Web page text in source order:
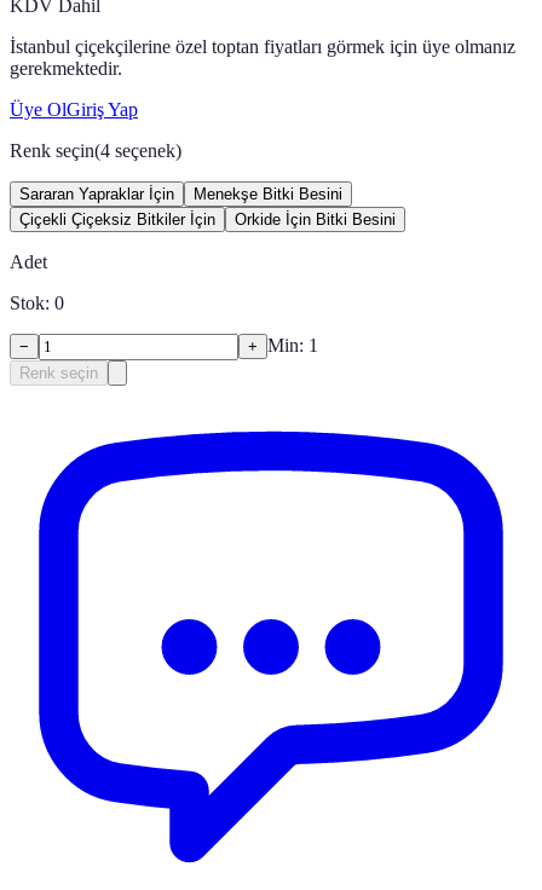
KDV Dahil
İstanbul çiçekçilerine özel toptan fiyatları görmek için üye olmanız
gerekmektedir.
Üye OlGiriş Yap
Renk seçin(4 seçenek)
Sararan Yapraklar İçin
Menekşe Bitki Besini
Çiçekli Çiçeksiz Bitkiler İçin
Orkide İçin Bitki Besini
Adet
Stok: 0
− + Min: 1
Renk seçin